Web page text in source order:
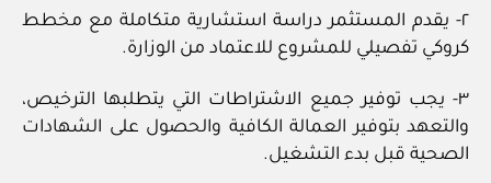
٢- يقدم المستثمر دراسة استشارية متكاملة مع مخطط
كروكي تفصيلي للمشروع للاعتماد من الوزارة.
٣- يجب توفير جميع الاشتراطات التي يتطلبها الترخيص،
والتعهد بتوفير العمالة الكافية والحصول على الشهادات
الصحية قبل بدء التشغيل.